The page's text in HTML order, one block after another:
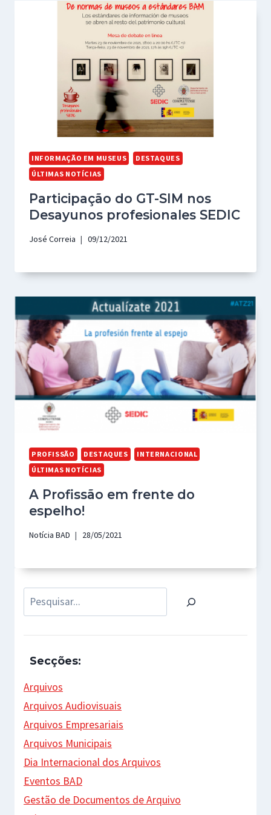
INFORMAÇÃO EM MUSEUS
DESTAQUES
ÚLTIMAS NOTÍCIAS
Participação do GT-SIM nos
Desayunos profesionales SEDIC
José Correia 09/12/2021
PROFISSÃO DESTAQUES
INTERNACIONAL
ÚLTIMAS NOTÍCIAS
A Profissão em frente do
espelho!
Notícia BAD 28/05/2021
Pesquisar
Secções:
Arquivos
Arquivos Audiovisuais
Arquivos Empresariais
Arquivos Municipais
Dia Internacional dos Arquivos
Eventos BAD
Gestão de Documentos de Arquivo